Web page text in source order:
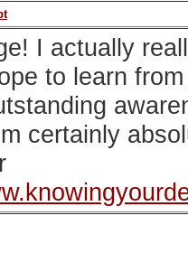
I actually
to learn
certainly